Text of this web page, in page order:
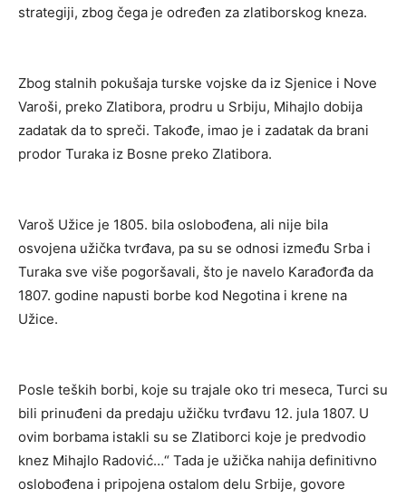
strategiji, zbog čega je određen za zlatiborskog kneza.
Zbog stalnih pokušaja turske vojske da iz Sjenice i Nove
Varoši, preko Zlatibora, prodru u Srbiju, Mihajlo dobija
zadatak da to spreči. Takođe, imao je i zadatak da brani
prodor Turaka iz Bosne preko Zlatibora.
Varoš Užice je 1805. bila oslobođena, ali nije bila
osvojena užička tvrđava, pa su se odnosi između Srba i
Turaka sve više pogoršavali, što je navelo Karađorđa da
1807. godine napusti borbe kod Negotina i krene na
Užice.
Posle teških borbi, koje su trajale oko tri meseca, Turci su
bili prinuđeni da predaju užičku tvrđavu 12. jula 1807. U
ovim borbama istakli su se Zlatiborci koje je predvodio
knez Mihajlo Radović…“ Tada je užička nahija definitivno
oslobođena i pripojena ostalom delu Srbije, govore